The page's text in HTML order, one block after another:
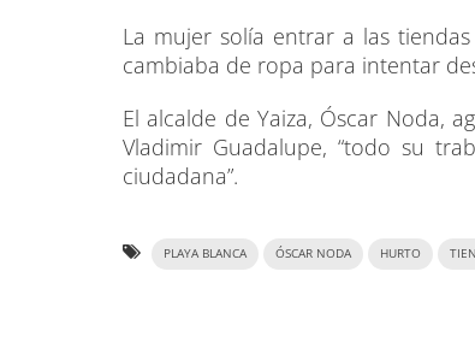
La mujer solía entrar a las
cambiaba de ropa para intentar
El alcalde de Yaiza, Óscar Noda,
Vladimir Guadalupe, “todo su
ciudadana”.
PLAYA BLANCA ÓSCAR NODA HURTO